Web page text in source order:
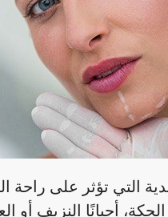
التي تؤثر على راحة
أحيانًا النزيف